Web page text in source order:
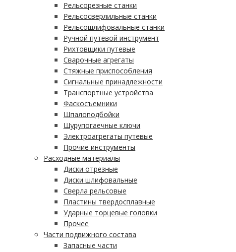
Рельсорезные станки
Рельсосверлильные станки
Рельсошлифовальные станки
Ручной путевой инструмент
Рихтовщики путевые
Сварочные агрегаты
Стяжные приспособления
Сигнальные принадлежности
Транспортные устройства
Фаскосъемники
Шпалоподбойки
Шурупогаечные ключи
Электроагрегаты путевые
Прочие инструменты
Расходные материалы
Диски отрезные
Диски шлифовальные
Сверла рельсовые
Пластины твердосплавные
Ударные торцевые головки
Прочее
Части подвижного состава
Запасные части